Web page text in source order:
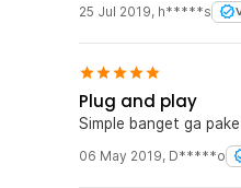
25 Jul 2019, h*****s
Plug and play
Simple banget ga
06 May 2019, D*****o